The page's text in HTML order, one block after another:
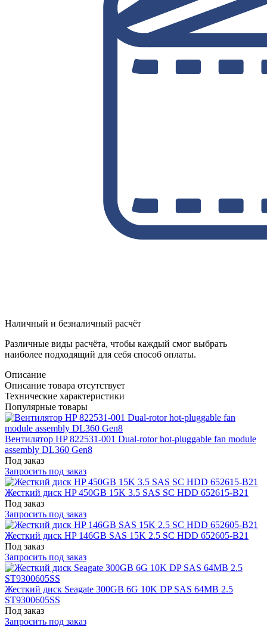
Наличный и безналичный расчёт
Различные виды расчёта, чтобы каждый смог выбрать
наиболее подходящий для себя способ оплаты.
Описание
Описание товара отсутствует
Технические характеристики
Популярные товары
Вентилятор HP 822531-001 Dual-rotor hot-pluggable fan module
assembly DL360 Gen8
Под заказ
Запросить под заказ
Жесткий диск HP 450GB 15K 3.5 SAS SC HDD 652615-B21
Под заказ
Запросить под заказ
Жесткий диск HP 146GB SAS 15K 2.5 SC HDD 652605-B21
Под заказ
Запросить под заказ
Жесткий диск Seagate 300GB 6G 10K DP SAS 64MB 2.5
ST9300605SS
Под заказ
Запросить под заказ